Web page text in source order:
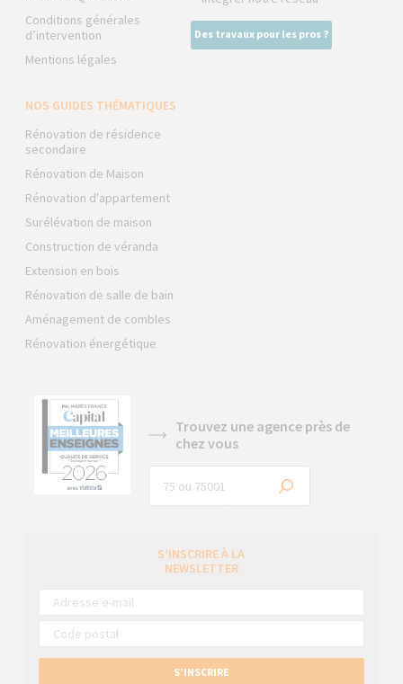
Conditions générales
d’intervention
Mentions légales
Des travaux pour les pros ?
NOS GUIDES THÉMATIQUES
Rénovation de résidence
secondaire
Rénovation de Maison
Rénovation d'appartement
Surélévation de maison
Construction de véranda
Extension en bois
Rénovation de salle de bain
Aménagement de combles
Rénovation énergétique
Trouvez une agence près de
chez vous
S’INSCRIRE À LA
NEWSLETTER
S’INSCRIRE